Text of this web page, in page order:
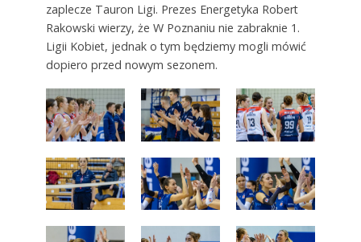
zaplecze Tauron Ligi. Prezes Energetyka Robert
Rakowski wierzy, że W Poznaniu nie zabraknie 1.
Ligii Kobiet, jednak o tym będziemy mogli mówić
dopiero przed nowym sezonem.